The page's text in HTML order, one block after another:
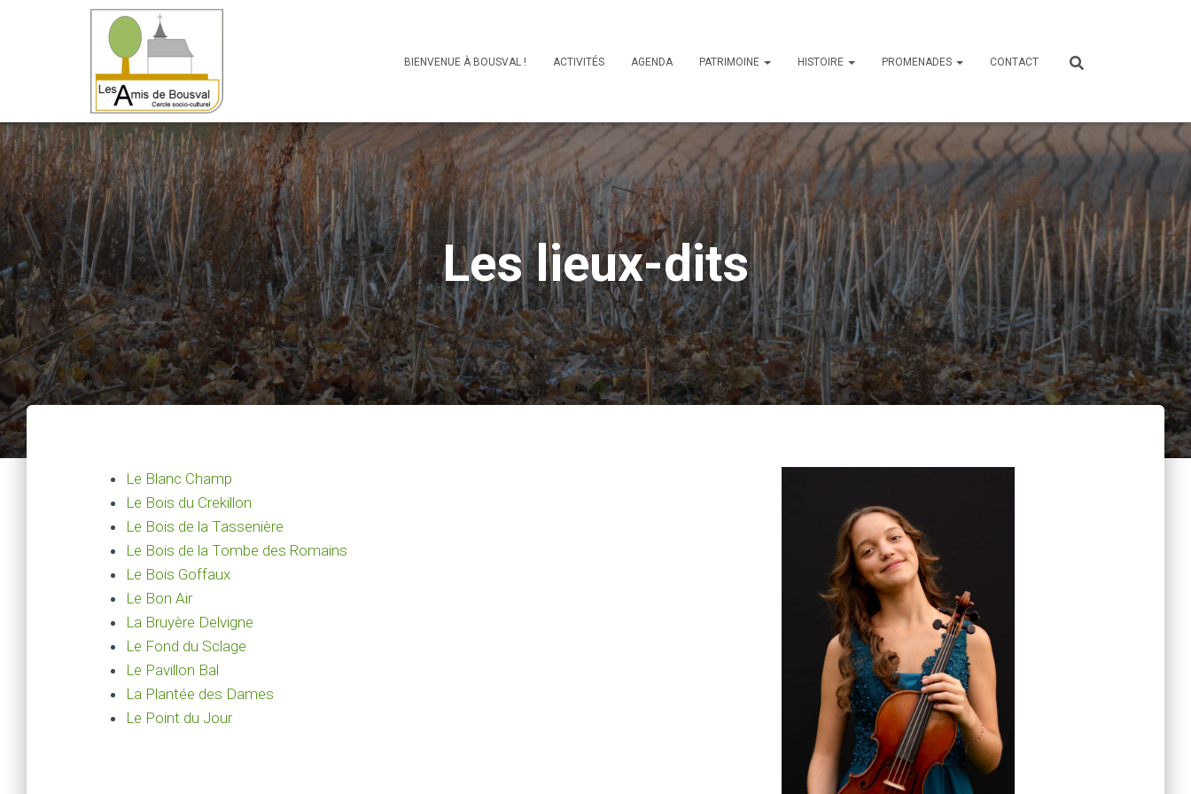
BIENVENUE À BOUSVAL ! ACTIVITÉS AGENDA PATRIMOINE HISTOIRE PROMENADES CONTACT
Les lieux-dits
Le Blanc Champ
Le Bois du Crekillon
Le Bois de la Tassenière
Le Bois de la Tombe des Romains
Le Bois Goffaux
Le Bon Air
La Bruyère Delvigne
Le Fond du Sclage
Le Pavillon Bal
La Plantée des Dames
Le Point du Jour